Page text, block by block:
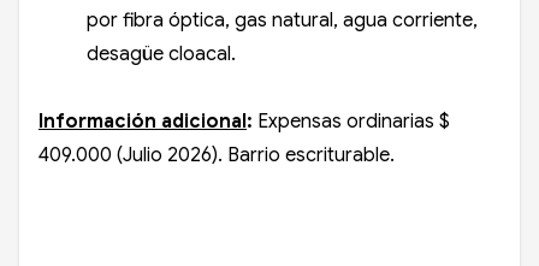
por fibra óptica, gas natural, agua corriente,
desagüe cloacal.
Información adicional: Expensas ordinarias $
409.000 (Julio 2026). Barrio escriturable.